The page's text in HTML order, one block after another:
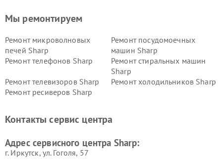
Мы ремонтируем
Ремонт микроволновых
печей Sharp
Ремонт посудомоечных
машин Sharp
Ремонт телефонов Sharp
Ремонт стиральных машин
Sharp
Ремонт телевизоров Sharp
Ремонт холодильников Sharp
Ремонт ресиверов Sharp
Контакты сервис центра
Адрес сервисного центра Sharp:
г. Иркутск, ул. ​Гоголя, 57